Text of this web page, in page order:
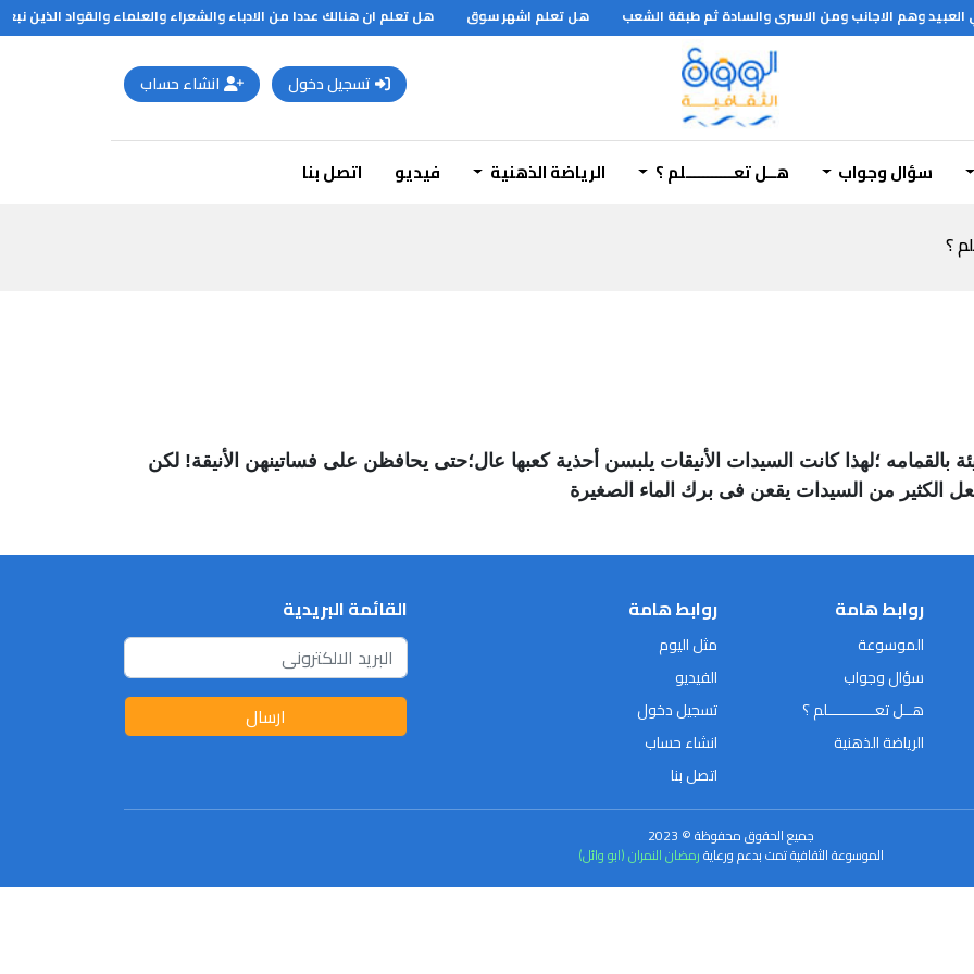
وهم الاجانب ومن الاسرى والسادة ثم طبقة الشعب هل تعلم اشهر سوق
هل تعلم ان هنالك عددا من الادباء والشعراء والعلماء والقواد الذين نبغوا قبل الاربعين فنابليون عين قائدا للجيش عام 1896 وكان عمره 26 سنه ونيوتن اكتشف اهم
تسجيل دخول انشاء حساب
سؤال وجواب هــل تعـــــــــــلم ؟ الرياضة الذهنية فيديو اتصل بنا
؟
بالقمامه ؛لهذا كانت السيدات الأنيقات يلبسن أحذية كعبها عال؛حتى يحافظن على فساتينهن الأنيقة! لكن
الكثير من السيدات يقعن فى برك الماء الصغيرة
روابط هامة
الموسوعة
سؤال وجواب
هــل تعـــــــــــلم ؟
الرياضة الذهنية
روابط هامة
مثل اليوم
الفيديو
تسجيل دخول
انشاء حساب
اتصل بنا
القائمة البريدية
ارسال
جميع الحقوق محفوظة © 2023
الموسوعة الثقافية تمت بدعم ورعايةرمضان النمران (ابو وائل)